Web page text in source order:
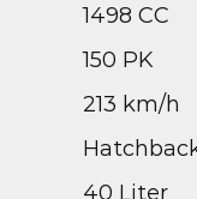
1498 CC
150 PK
213 km/h
40 Liter